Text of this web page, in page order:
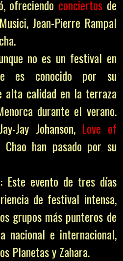
ofreciendo conciertosde
Jean-Pierre Rampal
no es un festival en
es conocido por su
alta calidad en la terraza
durante el verano.
Jay Johanson, Love of
han pasado por su
: Este evento de tres días
de festival intensa,
grupos más punteros de
nacional e internacional,
Planetas y Zahara.